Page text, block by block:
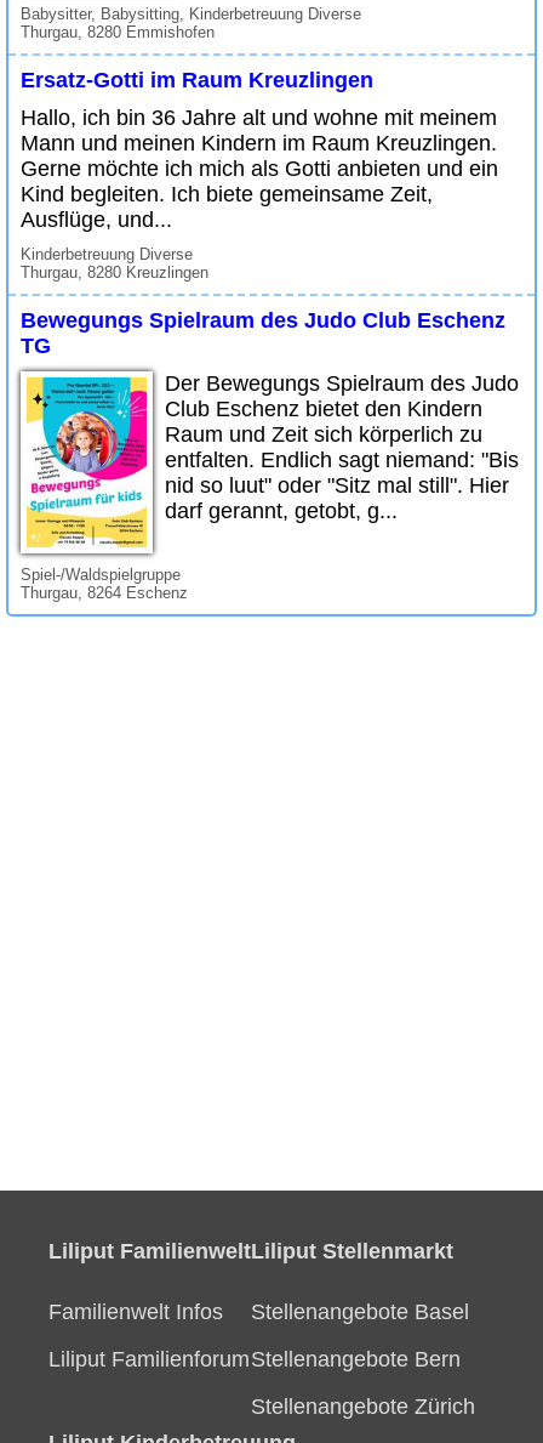
Babysitter, Babysitting, Kinderbetreuung Diverse
Thurgau, 8280 Emmishofen
Ersatz-Gotti im Raum Kreuzlingen
Hallo, ich bin 36 Jahre alt und wohne mit meinem
Mann und meinen Kindern im Raum Kreuzlingen.
Gerne möchte ich mich als Gotti anbieten und ein
Kind begleiten. Ich biete gemeinsame Zeit,
Ausflüge, und...
Kinderbetreuung Diverse
Thurgau, 8280 Kreuzlingen
Bewegungs Spielraum des Judo Club Eschenz
TG
Der Bewegungs Spielraum des Judo
Club Eschenz bietet den Kindern
Raum und Zeit sich körperlich zu
entfalten. Endlich sagt niemand: "Bis
nid so luut" oder "Sitz mal still". Hier
darf gerannt, getobt, g...
Spiel-/Waldspielgruppe
Thurgau, 8264 Eschenz
Liliput Familienwelt
Familienwelt Infos
Liliput Familienforum
Liliput Stellenmarkt
Stellenangebote Basel
Stellenangebote Bern
Stellenangebote Zürich